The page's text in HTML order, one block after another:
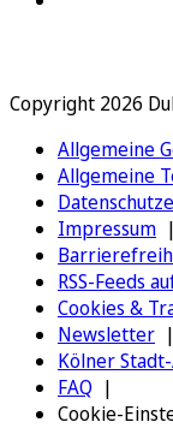
Copyright 2026
Allgemeine
Allgemeine
Impressum
RSS-Feeds
Cookies &
Newsletter
Kölner
FAQ
Cookie-